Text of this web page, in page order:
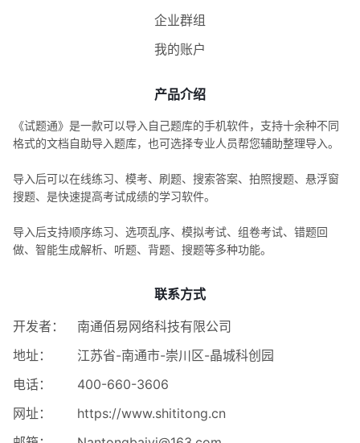
企业群组
我的账户
产品介绍
《试题通》是一款可以导入自己题库的手机软件，支持十余种不同
格式的文档自助导入题库，也可选择专业人员帮您辅助整理导入。
导入后可以在线练习、模考、刷题、搜索答案、拍照搜题、悬浮窗
搜题、是快速提高考试成绩的学习软件。
导入后支持顺序练习、选项乱序、模拟考试、组卷考试、错题回
做、智能生成解析、听题、背题、搜题等多种功能。
联系方式
开发者：
南通佰易网络科技有限公司
地址：
江苏省-南通市-崇川区-晶城科创园
电话：
400-660-3606
网址：
https://www.shititong.cn